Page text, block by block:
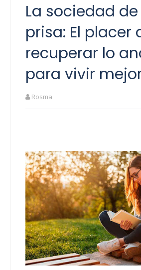
La sociedad
prisa: El placer
recuperar lo
para vivir
Rosma